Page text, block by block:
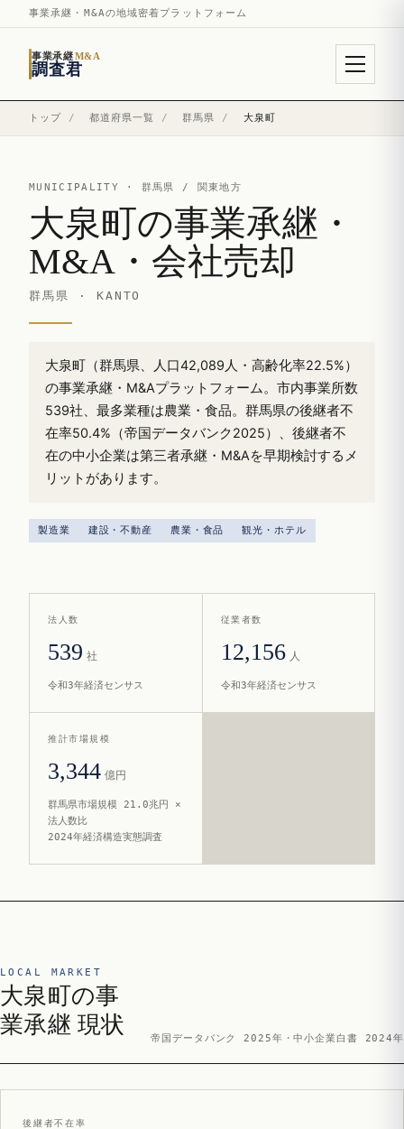
事業承継・M&Aの地域密着プラットフォーム
事業承継M&A
調査君
トップ / 都道府県一覧 / 群馬県 / 大泉町
MUNICIPALITY · 群馬県 / 関東地方
大泉町の事業承継・
M&A・会社売却
群馬県 · KANTO
大泉町（群馬県、人口42,089人・高齢化率22.5%）
の事業承継・M&Aプラットフォーム。市内事業所数
539社、最多業種は農業・食品。群馬県の後継者不
在率50.4%（帝国データバンク2025）、後継者不
在の中小企業は第三者承継・M&Aを早期検討するメ
リットがあります。
製造業 建設・不動産 農業・食品 観光・ホテル
法人数
539 社
令和3年経済センサス
従業者数
12,156 人
令和3年経済センサス
推計市場規模
3,344 億円
群馬県市場規模 21.0兆円 ×
法人数比
2024年経済構造実態調査
LOCAL MARKET
大泉町の事
業承継 現状
帝国データバンク 2025年・中小企業白書 2024年
後継者不在率